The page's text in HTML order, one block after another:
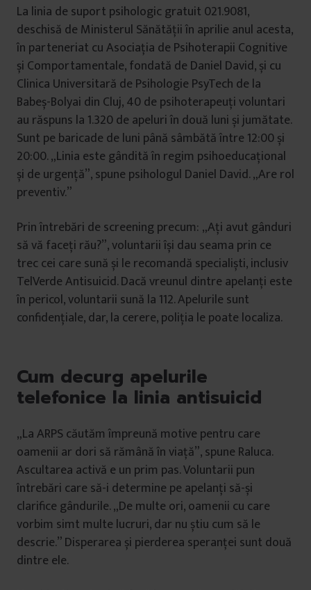
La linia de suport psihologic gratuit 021.9081,
deschisă de Ministerul Sănătății în aprilie anul acesta,
în parteneriat cu Asociația de Psihoterapii Cognitive
și Comportamentale, fondată de Daniel David, și cu
Clinica Universitară de Psihologie PsyTech de la
Babeș-Bolyai din Cluj, 40 de psihoterapeuți voluntari
au răspuns la 1.320 de apeluri în două luni și jumătate.
Sunt pe baricade de luni până sâmbătă între 12:00 și
20:00. „Linia este gândită în regim psihoeducațional
și de urgență”, spune psihologul Daniel David. „Are rol
preventiv.”
Prin întrebări de screening precum: „Ați avut gânduri
să vă faceți rău?”, voluntarii își dau seama prin ce
trec cei care sună și le recomandă specialiști, inclusiv
TelVerde Antisuicid. Dacă vreunul dintre apelanți este
în pericol, voluntarii sună la 112. Apelurile sunt
confidențiale, dar, la cerere, poliția le poate localiza.
Cum decurg apelurile
telefonice la linia antisuicid
„La ARPS căutăm împreună motive pentru care
oamenii ar dori să rămână în viață”, spune Raluca.
Ascultarea activă e un prim pas. Voluntarii pun
întrebări care să-i determine pe apelanți să-și
clarifice gândurile. „De multe ori, oamenii cu care
vorbim simt multe lucruri, dar nu știu cum să le
descrie.” Disperarea și pierderea speranței sunt două
dintre ele.